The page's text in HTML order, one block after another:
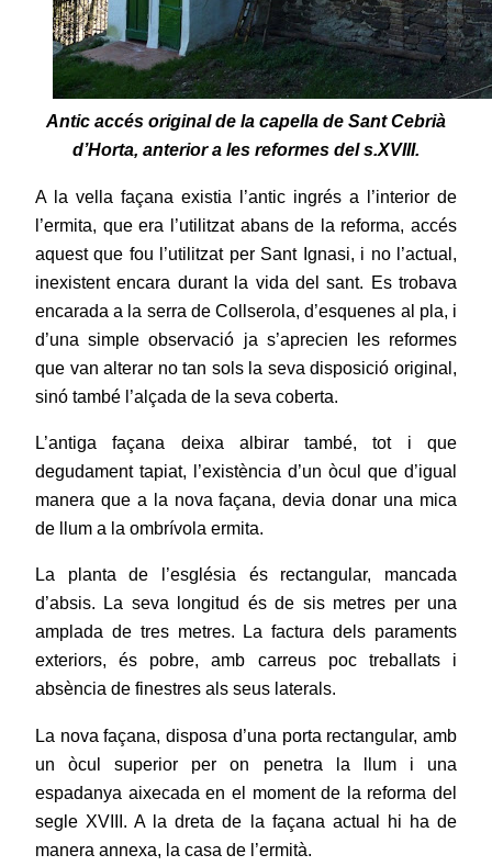
Antic accés original de la capella de Sant Cebrià
d’Horta, anterior a les reformes del s.XVIII.
A la vella façana existia l’antic ingrés a l’interior de
l’ermita, que era l’utilitzat abans de la reforma, accés
aquest que fou l’utilitzat per Sant Ignasi, i no l’actual,
inexistent encara durant la vida del sant. Es trobava
encarada a la serra de Collserola, d’esquenes al pla, i
d’una simple observació ja s’aprecien les reformes
que van alterar no tan sols la seva disposició original,
sinó també l’alçada de la seva coberta.
L’antiga façana deixa albirar també, tot i que
degudament tapiat, l’existència d’un òcul que d’igual
manera que a la nova façana, devia donar una mica
de llum a la ombrívola ermita.
La planta de l’església és rectangular, mancada
d’absis. La seva longitud és de sis metres per una
amplada de tres metres. La factura dels paraments
exteriors, és pobre, amb carreus poc treballats i
absència de finestres als seus laterals.
La nova façana, disposa d’una porta rectangular, amb
un òcul superior per on penetra la llum i una
espadanya aixecada en el moment de la reforma del
segle XVIII. A la dreta de la façana actual hi ha de
manera annexa, la casa de l’ermità.